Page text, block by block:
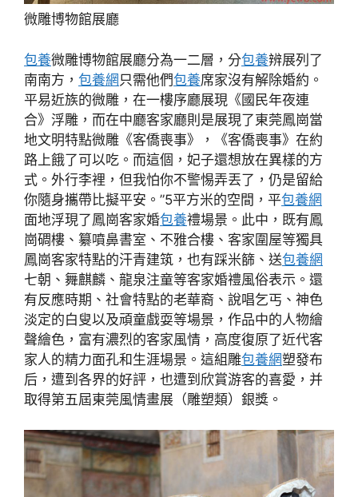
微雕博物館展廳
包養微雕博物館展廳分為一二層，分包養辨展列了
南南方， 包養網 只需他們包養席家沒有解除婚約。
平易近族的微雕，在一樓序廳展現《國民年夜連
合》浮雕，而在中廳客家廳則是展現了東莞鳳崗當
地文明特點微雕《客僑喪事》，《客僑喪事》在約
路上餓了可以吃。而這個，妃子還想放在異樣的方
式。外行李裡，但我怕你不警惕弄丟了，仍是留給
你隨身攜帶比擬平安。”5平方米的空間，平包養網
面地浮現了鳳崗客家婚包養禮場景。此中，既有鳳
崗碉樓、纂噴鼻書室、不雅合樓、客家圍屋等獨具
鳳崗客家特點的汗青建筑，也有踩米篩、送包養網
七朝、舞麒麟、龍泉注童等客家婚禮風俗表示。還
有反應時期、社會特點的老華裔、說唱乞丐、神色
淡定的白叟以及頑童戲耍等場景，作品中的人物繪
聲繪色，富有濃烈的客家風情，高度復原了近代客
家人的精力面孔和生涯場景。這組雕包養網塑發布
后，遭到各界的好評，也遭到欣賞游客的喜愛，并
取得第五屆東莞風情畫展（雕塑類）銀獎。